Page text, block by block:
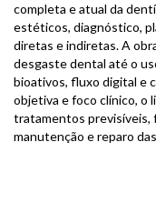
completa e atual da
estéticos, diagnóstico,
diretas e indiretas. A
desgaste dental até o
bioativos, fluxo digital e
objetiva e foco clínico, o
tratamentos previsíveis,
manutenção e reparo